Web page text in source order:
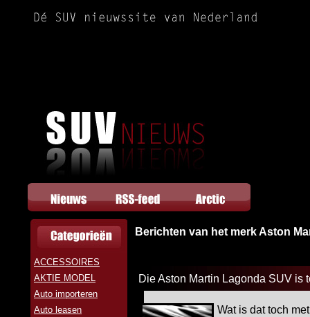
ACCESSOIRES
AKTIE MODEL
Auto importeren
Auto leasen
Berichten van het merk Aston
Die Aston Martin Lagonda SUV is
Wat is dat toch